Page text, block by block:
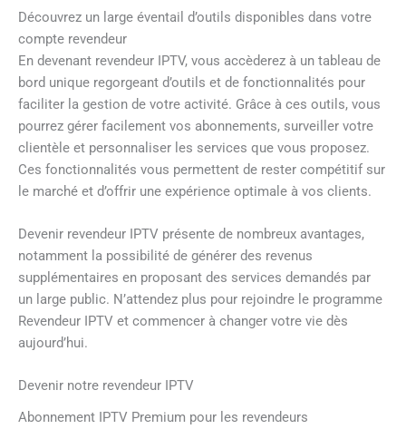
Découvrez un large éventail d’outils disponibles dans votre
compte revendeur
En devenant revendeur IPTV, vous accèderez à un tableau de
bord unique regorgeant d’outils et de fonctionnalités pour
faciliter la gestion de votre activité. Grâce à ces outils, vous
pourrez gérer facilement vos abonnements, surveiller votre
clientèle et personnaliser les services que vous proposez.
Ces fonctionnalités vous permettent de rester compétitif sur
le marché et d’offrir une expérience optimale à vos clients.
Devenir revendeur IPTV présente de nombreux avantages,
notamment la possibilité de générer des revenus
supplémentaires en proposant des services demandés par
un large public. N’attendez plus pour rejoindre le programme
Revendeur IPTV et commencer à changer votre vie dès
aujourd’hui.
Devenir notre revendeur IPTV
Abonnement IPTV Premium pour les revendeurs